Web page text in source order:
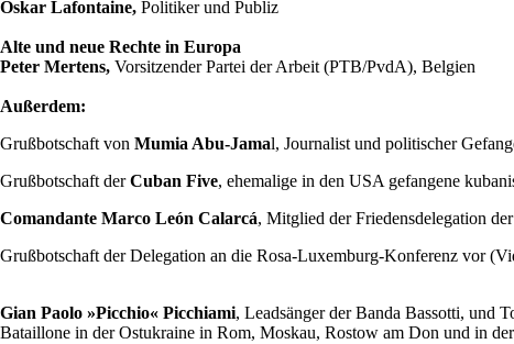
Oskar Lafontaine, Politiker und Publiz
Alte und neue Rechte in Europa
Peter Mertens, Vorsitzender Partei der Arbeit (PTB/PvdA), Belgien
Außerdem:
Grußbotschaft von Mumia Abu-Jamal, Journalist und politischer
Grußbotschaft derCuban Five, ehemalige in den USA gefangene
Comandante Marco León Calarcá, Mitglied der Friedensdelegation
Grußbotschaft der Delegation an die Rosa-Luxemburg-Konferenz vor
Gian Paolo »Picchio« Picchiami, Leadsänger der Banda Bassotti, und
Bataillone in der Ostukraine in Rom, Moskau, Rostow am Don und in